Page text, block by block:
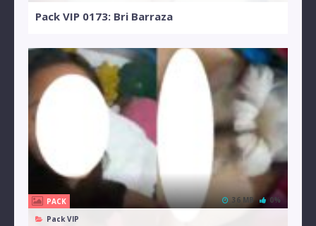
Pack VIP 0173: Bri Barraza
PACK
Pack VIP
36 MB 0%